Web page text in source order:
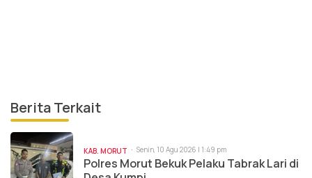
Berita Terkait
KAB. MORUT Senin, 10 Agu 2026 | 1:49 pm
Polres Morut Bekuk Pelaku Tabrak Lari di